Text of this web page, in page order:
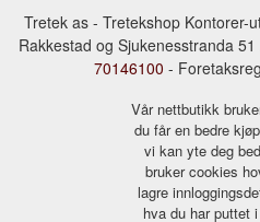
Tretek as - Tretekshop Kontorer-
Rakkestad og Sjukenesstranda
70146100 -
Vår nettbutikk
du får en bedre
vi kan yte deg
bruker cookies
lagre
hva du har puttet